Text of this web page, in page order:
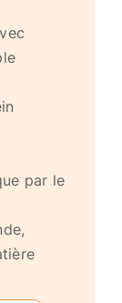
par le